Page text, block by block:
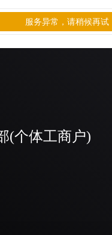
(个体工商户)
服务异常，请稍候再试